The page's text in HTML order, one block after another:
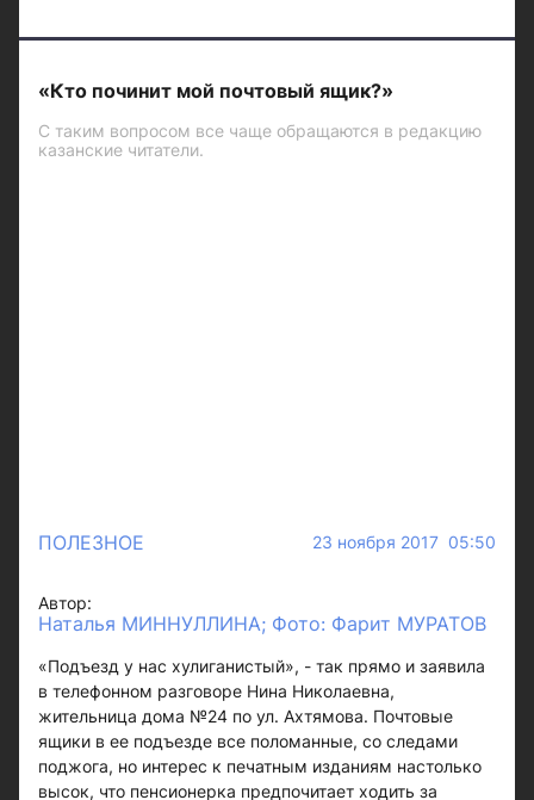
«Кто починит мой почтовый ящик?»
С таким вопросом все чаще обращаются в редакцию
казанские читатели.
ПОЛЕЗНОЕ 23 ноября 2017 05:50
Автор:
Наталья МИННУЛЛИНА; Фото: Фарит МУРАТОВ
«Подъезд у нас хулиганистый», - так прямо и заявила
в телефонном разговоре Нина Николаевна,
жительница дома №24 по ул. Ахтямова. Почтовые
ящики в ее подъезде все поломанные, со следами
поджога, но интерес к печатным изданиям настолько
высок, что пенсионерка предпочитает ходить за